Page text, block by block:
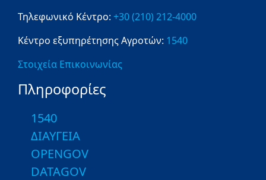
Τηλεφωνικό Κέντρο: +30 (210) 212-4000
Κέντρο εξυπηρέτησης Αγροτών: 1540
Στοιχεία Επικοινωνίας
Πληροφορίες
1540
ΔΙΑΥΓΕΙΑ
OPENGOV
DATAGOV